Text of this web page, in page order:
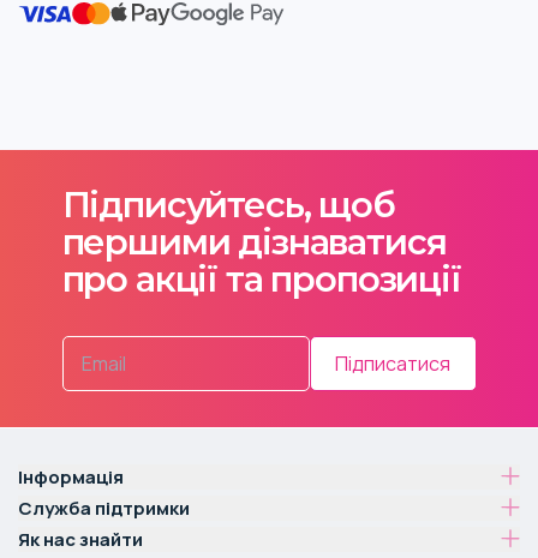
Підписуйтесь, щоб
першими дізнаватися
про акції та пропозиції
Підписатися
Інформація
Служба підтримки
Як нас знайти